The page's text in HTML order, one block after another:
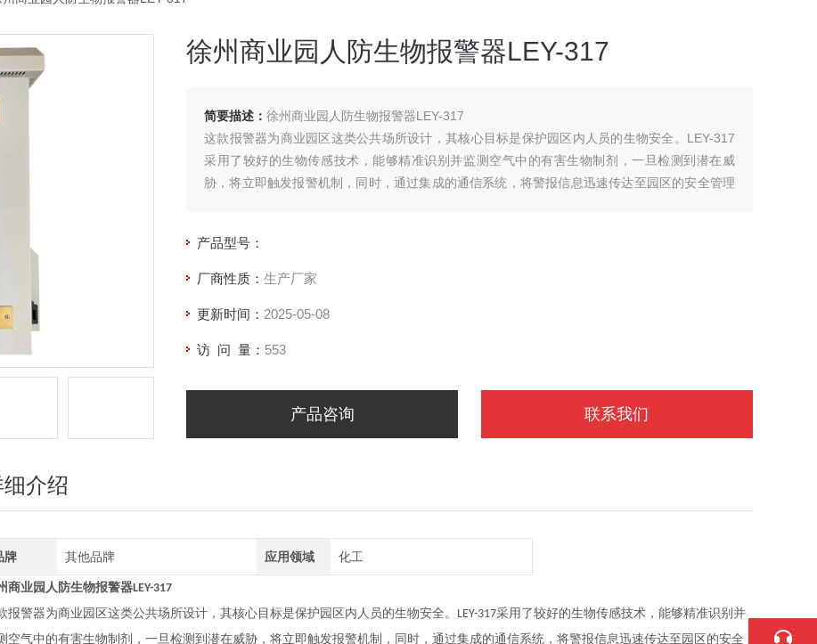
徐州商业园人防生物报警器LEY-317
简要描述： 徐州商业园人防生物报警器LEY-317
这款报警器为商业园区这类公共场所设计，其核心目标是保护园区内人员的生物安全。LEY-317
采用了较好的生物传感技术，能够精准识别并监测空气中的有害生物制剂，一旦检测到潜在威
胁，将立即触发报警机制，同时，通过集成的通信系统，将警报信息迅速传达至园区的安全管理
产品型号：
厂商性质： 生产厂家
更新时间： 2025-05-08
访 问 量： 553
产品咨询 联系我们
介绍
牌 其他品牌 应用领域 化工
商业园人防生物报警器LEY-317
报警器为商业园区这类公共场所设计，其核心目标是保护园区内人员的生物安全。 LEY-317采用了较好的生物传感技术，能够精准识别并
空气中的有害生物制剂，一旦检测到潜在威胁，将立即触发报警机制，同时，通过集成的通信系统，将警报信息迅速传达至园区的安全